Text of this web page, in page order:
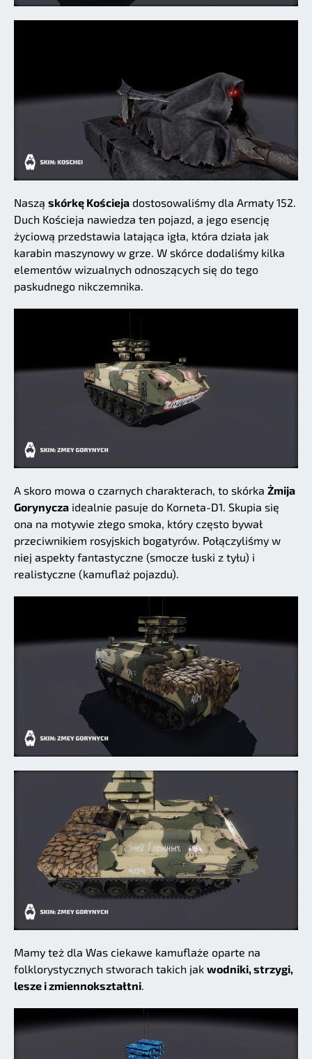
Naszą skórkę Kościeja dostosowaliśmy dla Armaty 152.
Duch Kościeja nawiedza ten pojazd, a jego esencję
życiową przedstawia latająca igła, która działa jak
karabin maszynowy w grze. W skórce dodaliśmy kilka
elementów wizualnych odnoszących się do tego
paskudnego nikczemnika.
A skoro mowa o czarnych charakterach, to skórka Żmija
Gorynycza idealnie pasuje do Korneta-D1. Skupia się
ona na motywie złego smoka, który często bywał
przeciwnikiem rosyjskich bogatyrów. Połączyliśmy w
niej aspekty fantastyczne (smocze łuski z tyłu) i
realistyczne (kamuflaż pojazdu).
Mamy też dla Was ciekawe kamuflaże oparte na
folklorystycznych stworach takich jak wodniki, strzygi,
lesze i zmiennokształtni.